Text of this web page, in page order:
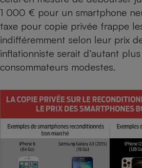
1 000 € pour un smartphone
taxe pour copie privée frappe
indifféremment selon leur prix
inflationniste serait d’autant
consommateurs modestes.